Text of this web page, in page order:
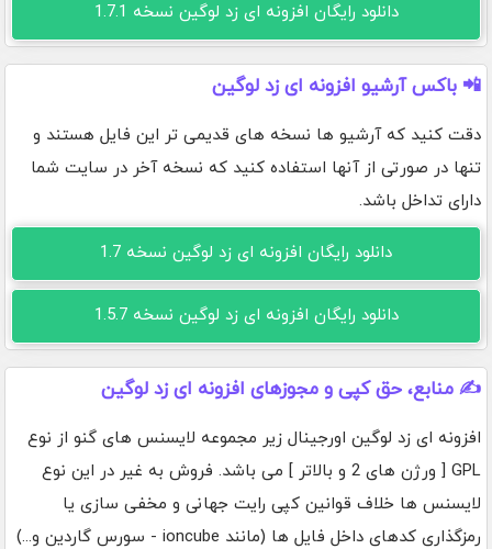
دانلود رایگان افزونه ای زد لوگین نسخه 1.7.1
📲 باکس آرشیو افزونه ای زد لوگین
دقت کنید که آرشیو ها نسخه های قدیمی تر این فایل هستند و
تنها در صورتی از آنها استفاده کنید که نسخه آخر در سایت شما
دارای تداخل باشد.
دانلود رایگان افزونه ای زد لوگین نسخه 1.7
دانلود رایگان افزونه ای زد لوگین نسخه 1.5.7
✍️ منابع، حق کپی و مجوزهای افزونه ای زد لوگین
افزونه ای زد لوگین اورجینال زیر مجموعه لایسنس های گنو از نوع
GPL [ ورژن های 2 و بالاتر ] می باشد. فروش به غیر در این نوع
لایسنس ها خلاف قوانین کپی رایت جهانی و مخفی سازی یا
رمزگذاری کدهای داخل فایل ها (مانند ioncube - سورس گاردین و...)